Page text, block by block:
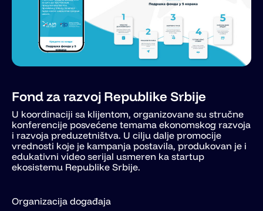
Fond za razvoj Republike Srbije
U koordinaciji sa klijentom, organizovane su stručne
konferencije posvećene temama ekonomskog razvoja
i razvoja preduzetništva. U cilju dalje promocije
vrednosti koje je kampanja postavila, produkovan je i
edukativni video serijal usmeren ka startup
ekosistemu Republike Srbije.
Organizacija događaja